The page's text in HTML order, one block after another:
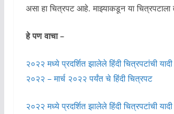
असा हा चित्रपट आहे. माझ्याकडून या चित्रपटाला
हे पण वाचा –
२०२२ मध्ये प्रदर्शित झालेले हिंदी चित्रपटांची
२०२२ – मार्च २०२२ पर्यंत चे हिंदी चित्रपट
२०२२ मध्ये प्रदर्शित झालेले हिंदी चित्रपटांची